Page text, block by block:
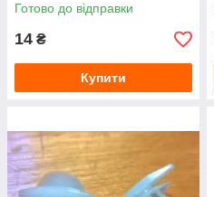
Готово до відправки
14 ₴
Купити